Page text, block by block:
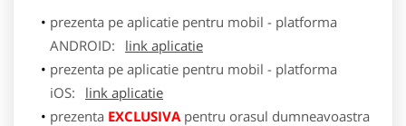
prezenta pe aplicatie pentru mobil - platforma
ANDROID:
link aplicatie
prezenta pe aplicatie pentru mobil - platforma
iOS:
link aplicatie
prezenta EXCLUSIVApentru orasul dumneavoastra